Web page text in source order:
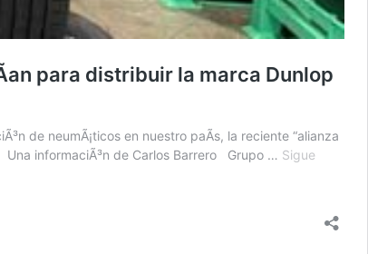
para distribuir la marca Dunlop
de neumÃ¡ticos en nuestro paÃ­s, la reciente “alianza
informaciÃ³n de Carlos Barrero Grupo … Sigue